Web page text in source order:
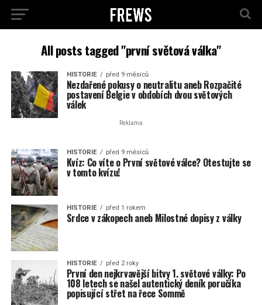
All posts tagged "první světová válka"
HISTORIE před 9 měsíců
Nezdařené pokusy o neutralitu aneb Rozpačité
postavení Belgie v obdobích dvou světových
válek
Reklama
HISTORIE před 9 měsíců
Kvíz: Co víte o První světové válce? Otestujte se
v tomto kvízu!
HISTORIE před 1 rokem
Srdce v zákopech aneb Milostné dopisy z války
HISTORIE před 2 roky
První den nejkrvavější bitvy 1. světové války: Po
108 letech se našel autentický deník poručíka
popisující střet na řece Sommě